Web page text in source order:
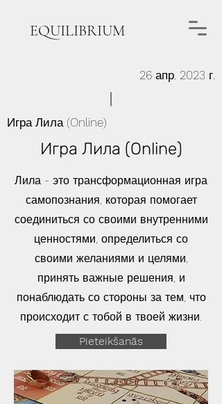
EQUILIBRIUM
26 апр. 2023 г.
Игра Лила (Online)
Игра Лила (Online)
Лила - это трансформационная игра
самопознания, которая помогает
соединиться со своими внутренними
ценностями, определиться со
своими желаниями и целями,
принять важные решения, и
понаблюдать со стороны за тем, что
происходит с тобой в твоей жизни.
Pieteikšanās